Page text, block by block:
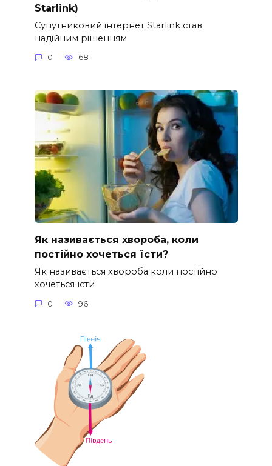
Starlink)
Супутниковий інтернет Starlink став
надійним рішенням
0 68
Як називається хвороба, коли
постійно хочеться їсти?
Як називається хвороба коли постійно
хочеться їсти
0 96